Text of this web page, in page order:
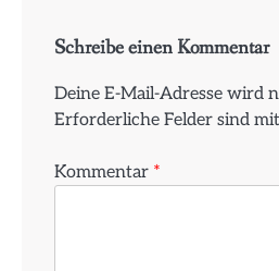
Schreibe einen Kommentar
Deine E-Mail-Adresse wird
Erforderliche Felder sind mit
Kommentar *